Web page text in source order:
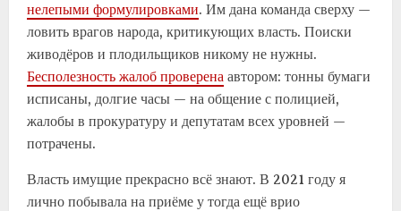
нелепыми формулировками. Им дана команда сверху —
ловить врагов народа, критикующих власть. Поиски
живодёров и плодильщиков никому не нужны.
Бесполезность жалоб проверена автором: тонны бумаги
исписаны, долгие часы — на общение с полицией,
жалобы в прокуратуру и депутатам всех уровней —
потрачены.
Власть имущие прекрасно всё знают. В 2021 году я
лично побывала на приёме у тогда ещё врио